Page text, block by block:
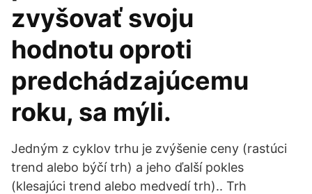
zvyšovať svoju
hodnotu oproti
predchádzajúcemu
roku, sa mýli.
Jedným z cyklov trhu je zvýšenie ceny (rastúci
trend alebo býčí trh) a jeho ďalší pokles
(klesajúci trend alebo medvedí trh).. Trh